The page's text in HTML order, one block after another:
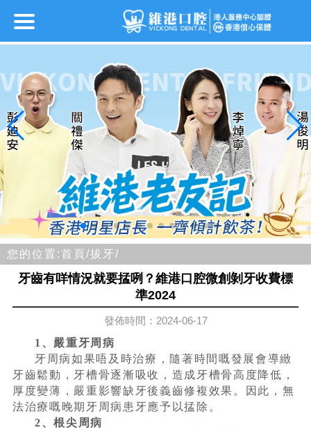
您的位置:首頁/拔牙/
牙齒有咩情況就要掹咧？維港口腔微創剝牙收費標
準2024
發佈時間：2024-06-17
1、嚴重牙周病
牙周病如果唔及時治療，隨著時間嘅發展會導緻
牙齒鬆動，牙槽骨逐漸吸收，造成牙槽骨高度降低，
厚度變薄，嚴重影響缺牙後義齒修複效果。因此，無
法治療嘅晚期牙周病患牙應予以掹除。
2、根尖周病